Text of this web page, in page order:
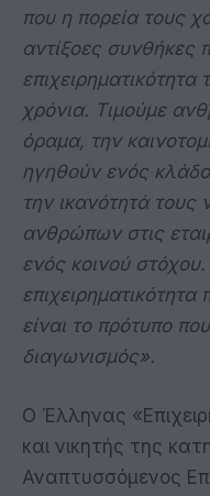
που η πορεία τους
αντίξοες συνθήκες
χρόνια. Τιμούμε
όραμα, την
ηγηθούν ενός
την ικανότητά τους
ανθρώπων στις
ενός κοινού στόχου.
είναι το πρότυπο
διαγωνισμός».
Ο Έλληνας
και νικητής της
Αναπτυσσόμενος